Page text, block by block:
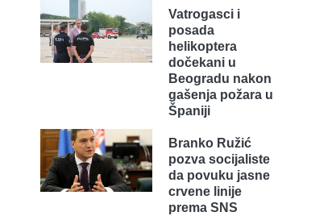
Vatrogasci i
posada
helikoptera
dočekani u
Beogradu nakon
gašenja požara u
Španiji
Branko Ružić
pozva socijaliste
da povuku jasne
crvene linije
prema SNS